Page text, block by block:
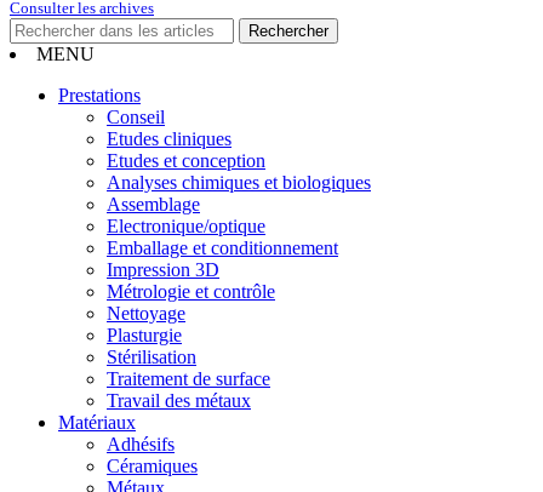
Consulter les archives
MENU
Prestations
Conseil
Etudes cliniques
Etudes et conception
Analyses chimiques et biologiques
Assemblage
Electronique/optique
Emballage et conditionnement
Impression 3D
Métrologie et contrôle
Nettoyage
Plasturgie
Stérilisation
Traitement de surface
Travail des métaux
Matériaux
Adhésifs
Céramiques
Métaux